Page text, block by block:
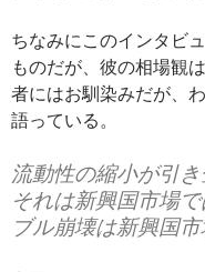
ちなみにこのインタビ
ものだが、彼の相場観
者にはお馴染みだが、
語っている。
流動性の縮小が引
それは新興国市場
ブル崩壊は新興国市